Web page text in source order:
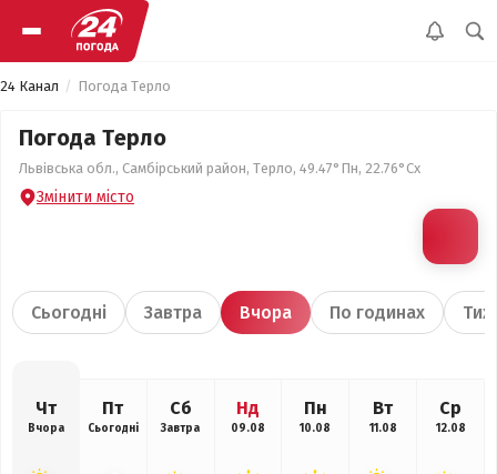
24 Канал Погода Терло
Погода Терло
Львівська обл., Самбірський район, Терло, 49.47°Пн, 22.76°Сх
Змінити місто
Сьогодні Завтра Вчора По годинах
Чт
Вчора
Пт
Сьогодні
Сб
Завтра
Нд
09.08
Пн
10.08
Вт
11.08
Ср
12.08